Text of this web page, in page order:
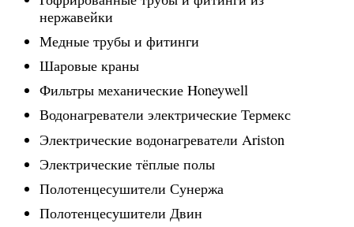
нержавейки
Медные трубы и фитинги
Шаровые краны
Фильтры механические Honeywell
Водонагреватели электрические Термекс
Электрические водонагреватели Ariston
Электрические тёплые полы
Полотенцесушители Сунержа
Полотенцесушители Двин